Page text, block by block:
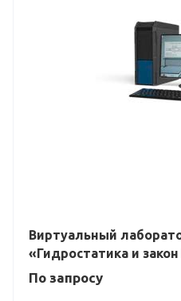
Виртуальный
«Гидростатика и
По запросу